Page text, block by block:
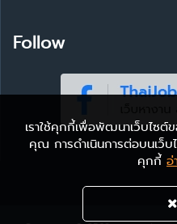
Follow
เราใช้คุกกี้เพื่อพัฒนาเว็บไซต์
คุณ การดำเนินการต่อบนเว็
คุกกี้ อ่